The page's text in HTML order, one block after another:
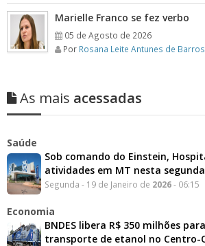
Marielle Franco se fez verbo
05 de Agosto de 2026
Por Rosana Leite Antunes de Barros
As mais acessadas
Saúde
Sob comando do Einstein,
atividades em MT nesta segunda
Segunda - 19 de Janeiro de 2026- 06:15
Economia
BNDES libera R$ 350 milhões
transporte de etanol no Centro-